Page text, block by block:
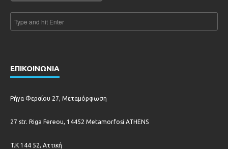
ΕΠΙΚΟΙΝΩΝΙΑ
Ρήγα Φεραίου 27, Μεταμόρφωση
27 str. Riga Fereou, 14452 Metamorfosi ATHENS
T.K 144 52, Αττική